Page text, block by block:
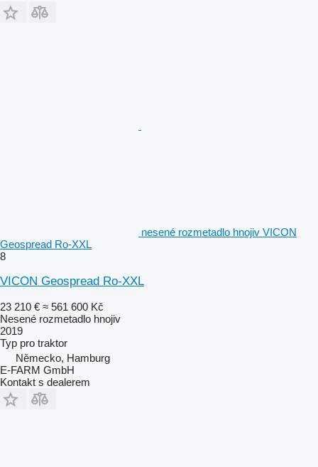
nesené rozmetadlo hnojiv VICON
Geospread Ro-XXL
8
VICON Geospread Ro-XXL
23 210 € ≈ 561 600 Kč
Nesené rozmetadlo hnojiv
2019
Typ pro traktor
Německo, Hamburg
E-FARM GmbH
Kontakt s dealerem